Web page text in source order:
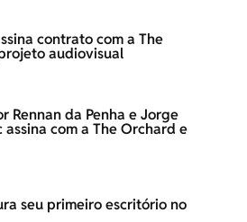
contrato com a The
audiovisual
Rennan da Penha e Jorge
assina com a The Orchard e
seu primeiro escritório no